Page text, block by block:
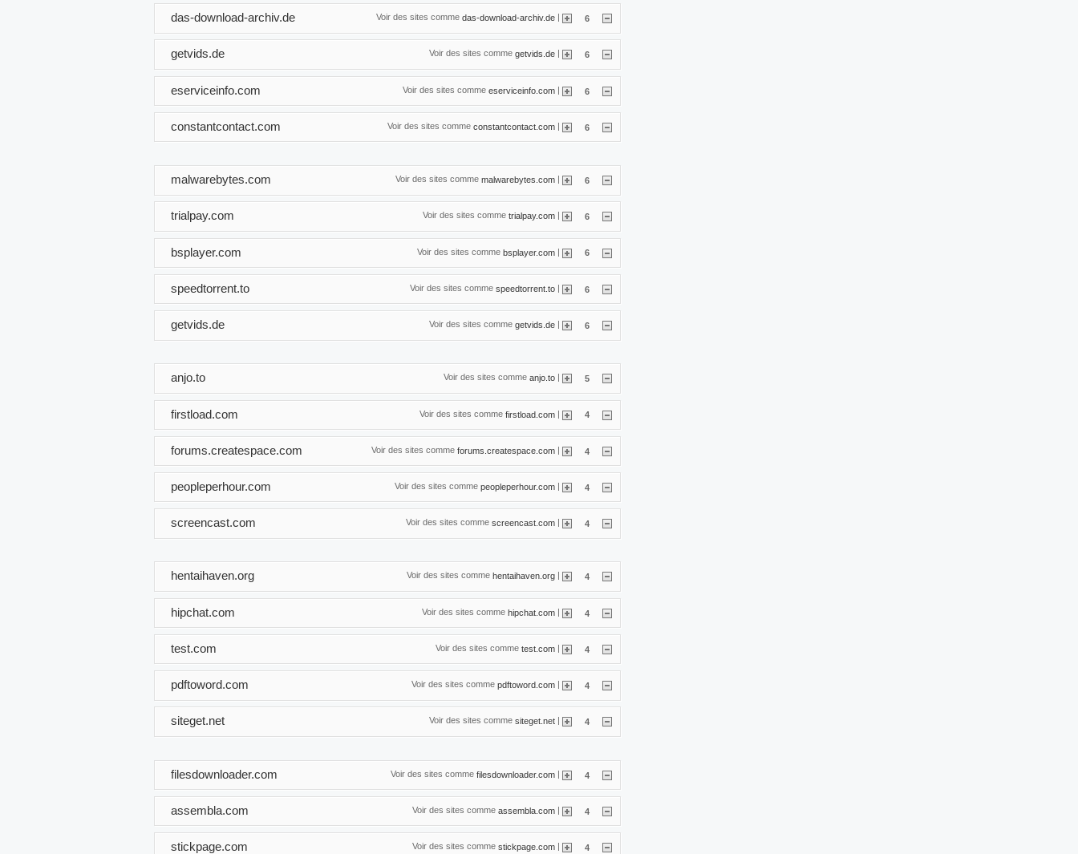
Voir des sites comme das-download-archiv.de | 6
das-download-archiv.de
Voir des sites comme getvids.de 6
getvids.de
Voir des sites comme eserviceinfo.com | 6
eserviceinfo.com
Voir des sites comme constantcontact.com | 6
constantcontact.com
Voir des sites comme malwarebytes.com | 6
malwarebytes.com
Voir des sites comme trialpay.com 6
trialpay.com
Voir des sites comme bsplayer.com | 6
bsplayer.com
Voir des sites comme speedtorrent.to | 6
speedtorrent.to
Voir des sites comme getvids.de | 6
getvids.de
Voir des sites comme anjo.to 5
anjo.to
Voir des sites comme firstload.com | 4
firstload.com
Voir des sites comme forums.createspace.com | 4
forums.createspace.com
Voir des sites comme peopleperhour.com | 4
peopleperhour.com
Voir des sites comme screencast.com 4
screencast.com
Voir des sites comme hentaihaven.org 4
hentaihaven.org
Voir des sites comme hipchat.com | 4
hipchat.com
Voir des sites comme test.com | 4
test.com
Voir des sites comme pdftoword.com | 4
pdftoword.com
Voir des sites comme siteget.net 4
siteget.net
Voir des sites comme filesdownloader.com | 4
filesdownloader.com
Voir des sites comme assembla.com | 4
assembla.com
Voir des sites comme stickpage.com | 4
stickpage.com